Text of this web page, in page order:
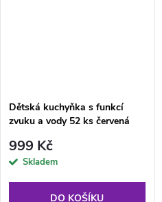
Dětská kuchyňka s funkcí
zvuku a vody 52 ks červená
999 Kč
Skladem
DO KOŠÍKU